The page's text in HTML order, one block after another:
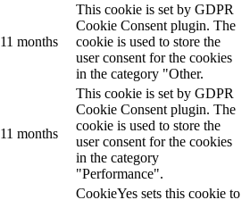
11 months
This cookie is set by GDPR
Cookie Consent plugin. The
cookie is used to store the
user consent for the cookies
in the category "Other.
11 months
This cookie is set by GDPR
Cookie Consent plugin. The
cookie is used to store the
user consent for the cookies
in the category
"Performance".
CookieYes sets this cookie to